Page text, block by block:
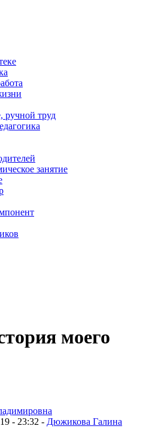
ручной труд
занятие
моего
- 23:32 - Дюжикова Галина